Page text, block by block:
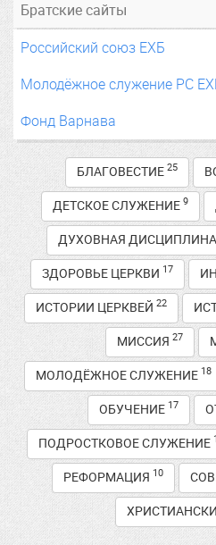
Братские сайты
Российский союз ЕХБ
Молодёжное служение РС
Фонд Варнава
БЛАГОВЕСТИЕ 25
ДЕТСКОЕ СЛУЖЕНИЕ 9
ДУХОВНАЯ ДИСЦИПЛИНА
ЗДОРОВЬЕ ЦЕРКВИ 17
ИСТОРИИ ЦЕРКВЕЙ 22
МИССИЯ 27
МОЛОДЁЖНОЕ СЛУЖЕНИЕ 18
ОБУЧЕНИЕ 17
ПОДРОСТКОВОЕ СЛУЖЕНИЕ
РЕФОРМАЦИЯ 10